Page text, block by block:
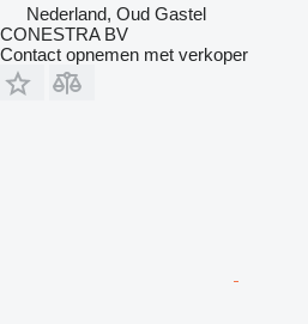
Nederland, Oud Gastel
CONESTRA BV
Contact opnemen met verkoper